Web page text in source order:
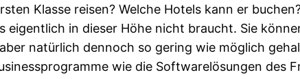
Klasse reisen? Welche Hotels kann er
in dieser Höhe nicht braucht. Sie
natürlich dennoch so gering wie möglich
wie die Softwarelösungen des